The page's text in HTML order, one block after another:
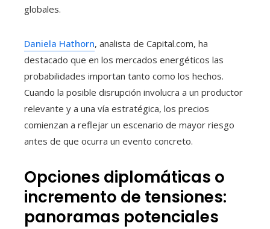
globales.
Daniela Hathorn, analista de Capital.com, ha
destacado que en los mercados energéticos las
probabilidades importan tanto como los hechos.
Cuando la posible disrupción involucra a un productor
relevante y a una vía estratégica, los precios
comienzan a reflejar un escenario de mayor riesgo
antes de que ocurra un evento concreto.
Opciones diplomáticas o
incremento de tensiones:
panoramas potenciales